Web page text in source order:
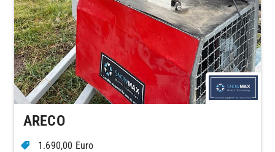
ARECO
1.690,00 Euro